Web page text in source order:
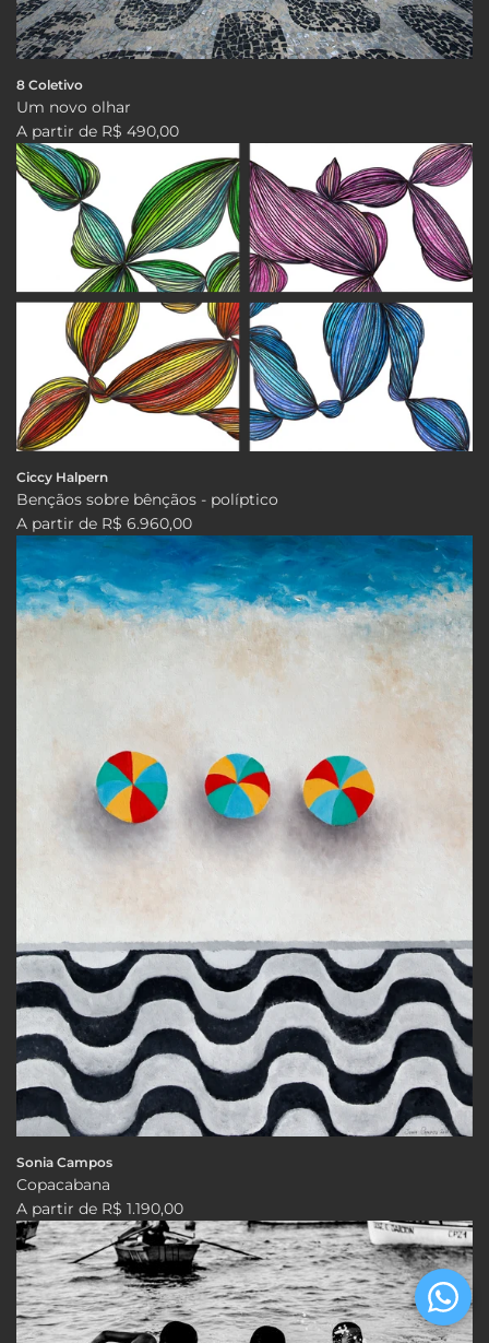
8 Coletivo
Um novo olhar
A partir de R$ 490,00
Ciccy Halpern
Bençãos sobre bênçãos - políptico
A partir de R$ 6.960,00
Sonia Campos
Copacabana
A partir de R$ 1.190,00